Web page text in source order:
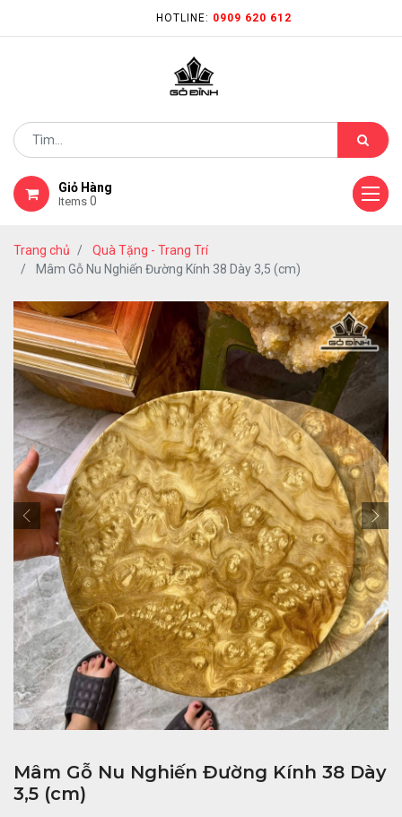
HOTLINE: 0909 620 612
Giỏ Hàng
Items 0
Trang chủ
Quà Tặng - Trang Trí
Mâm Gỗ Nu Nghiến Đường Kính 38 Dày 3,5 (cm)
Mâm Gỗ Nu Nghiến Đường Kính 38 Dày
3,5 (cm)